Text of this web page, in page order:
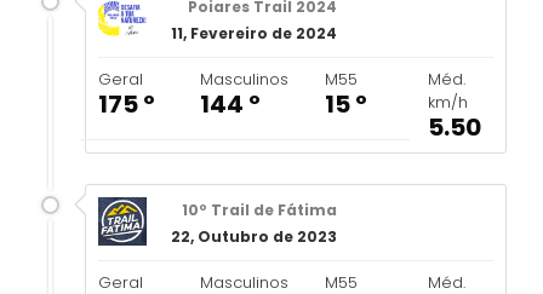
Poiares Trail 2024
11, Fevereiro de 2024
Geral
175 º
Masculinos
144 º
M55
15 º
Méd.
km/h
5.50
10º Trail de Fátima
22, Outubro de 2023
Geral Masculinos M55 Méd.